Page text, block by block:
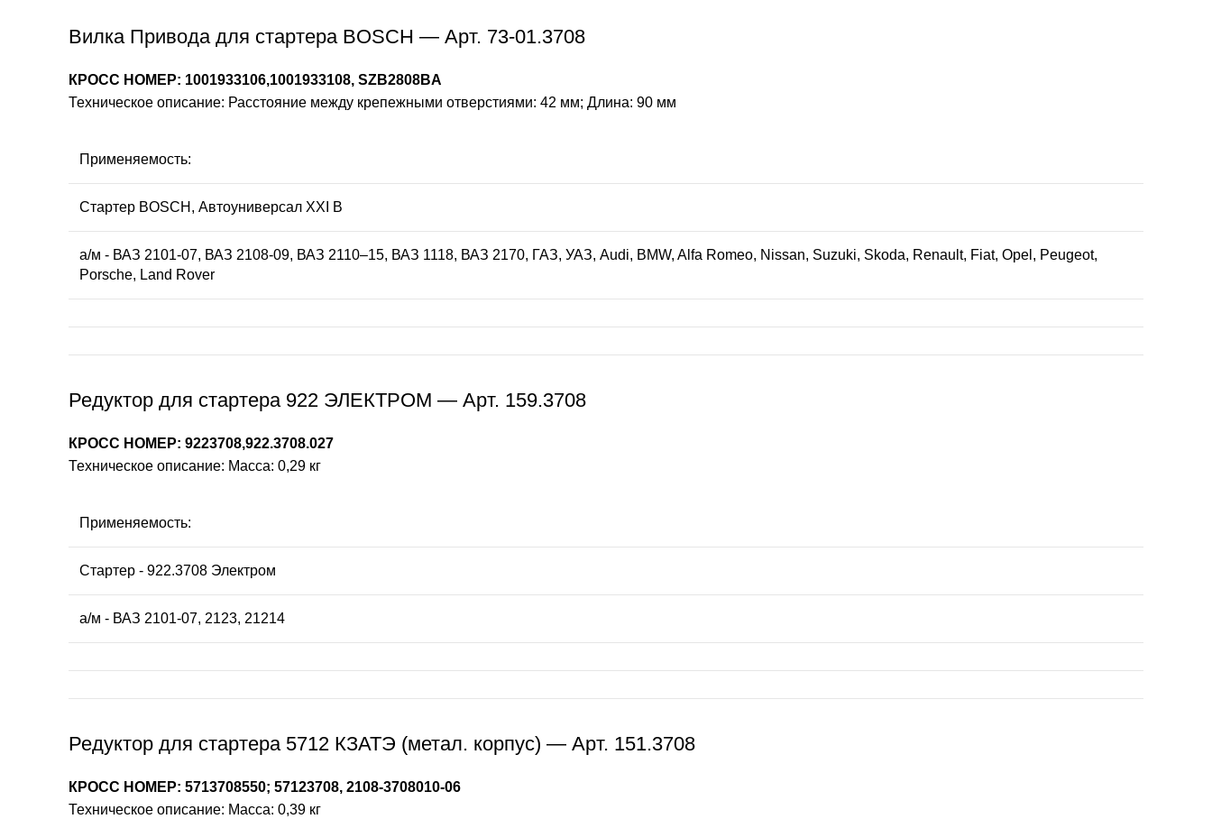
Вилка Привода для стартера BOSCH — Арт. 73-01.3708
КРОСС НОМЕР: 1001933106,1001933108, SZB2808BA
Техническое описание: Расстояние между крепежными отверстиями: 42 мм; Длина: 90 мм
Применяемость:
Стартер BOSCH, Автоуниверсал ХХI В
а/м - ВАЗ 2101-07, ВАЗ 2108-09, ВАЗ 2110–15, ВАЗ 1118, ВАЗ 2170, ГАЗ, УАЗ, Audi, BMW, Alfa Romeo, Nissan, Suzuki, Skoda, Renault, Fiat, Opel, Peugeot,
Porsche, Land Rover
Редуктор для стартера 922 ЭЛЕКТРОМ — Арт. 159.3708
КРОСС НОМЕР: 9223708,922.3708.027
Техническое описание: Масса: 0,29 кг
Применяемость:
Стартер - 922.3708 Электром
а/м - ВАЗ 2101-07, 2123, 21214
Редуктор для стартера 5712 КЗАТЭ (метал. корпус) — Арт. 151.3708
КРОСС НОМЕР: 5713708550; 57123708, 2108-3708010-06
Техническое описание: Масса: 0,39 кг